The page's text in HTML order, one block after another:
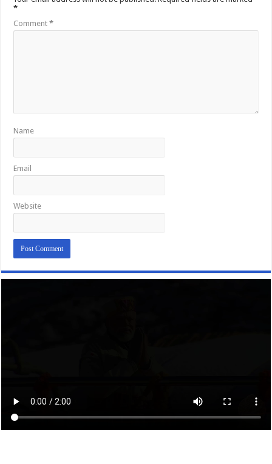
*
Comment*
Name
Email
Website